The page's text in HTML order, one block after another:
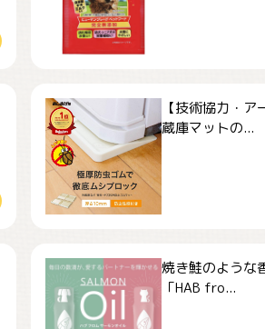
【技術協力・
蔵庫マットの...
焼き鮭のような
「HAB fro...